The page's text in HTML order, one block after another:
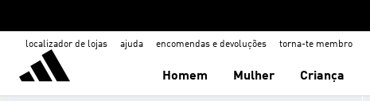
localizador de lojas ajuda encomendas e devoluções torna-te membro
Homem Mulher Criança